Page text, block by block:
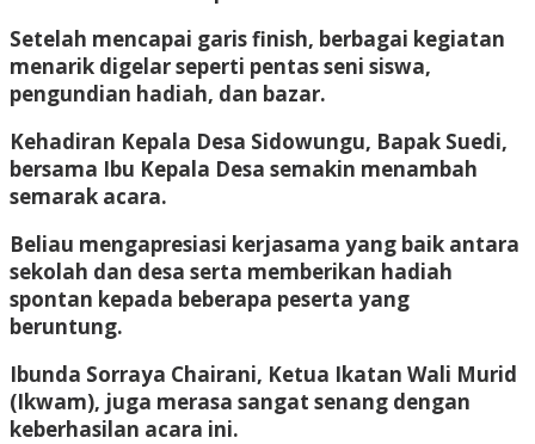
Setelah mencapai garis finish, berbagai kegiatan
menarik digelar seperti pentas seni siswa,
pengundian hadiah, dan bazar.
Kehadiran Kepala Desa Sidowungu, Bapak Suedi,
bersama Ibu Kepala Desa semakin menambah
semarak acara.
Beliau mengapresiasi kerjasama yang baik antara
sekolah dan desa serta memberikan hadiah
spontan kepada beberapa peserta yang
beruntung.
Ibunda Sorraya Chairani, Ketua Ikatan Wali Murid
(Ikwam), juga merasa sangat senang dengan
keberhasilan acara ini.